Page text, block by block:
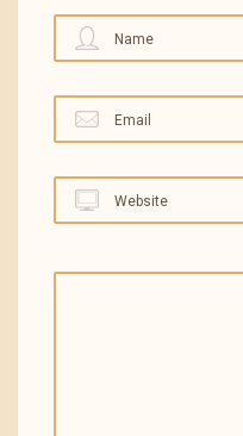
Name
Email
Website